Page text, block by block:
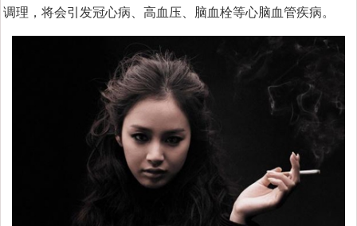
调理，将会引发冠心病、高血压、脑血栓等心脑血管疾病。